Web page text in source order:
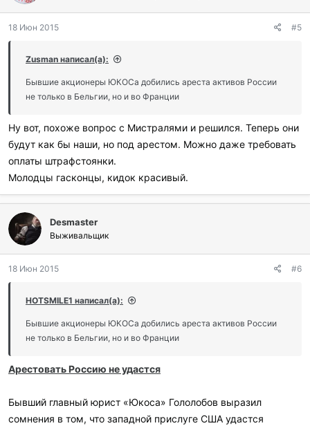
18 Июн 2015 #5
Zusman написал(а):
Бывшие акционеры ЮКОСа добились ареста активов России
не только в Бельгии, но и во Франции
Ну вот, похоже вопрос с Мистралями и решился. Теперь они
будут как бы наши, но под арестом. Можно даже требовать
оплаты штрафстоянки.
Молодцы гасконцы, кидок красивый.
Desmaster
Выживальщик
18 Июн 2015 #6
HOTSMILE1 написал(а):
Бывшие акционеры ЮКОСа добились ареста активов России
не только в Бельгии, но и во Франции
Арестовать Россию не удастся
Бывший главный юрист «Юкоса» Гололобов выразил
сомнения в том, что западной прислуге США удастся